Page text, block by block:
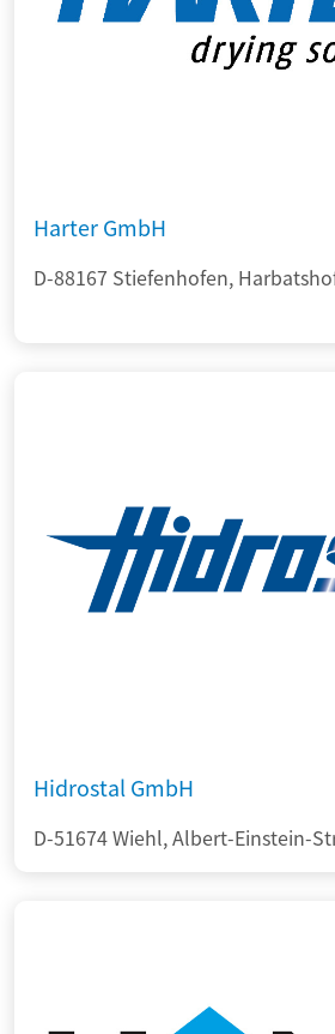
Harter GmbH
D-88167 Stiefenhofen,
Hidrostal GmbH
D-51674 Wiehl, Albert-Einstein-